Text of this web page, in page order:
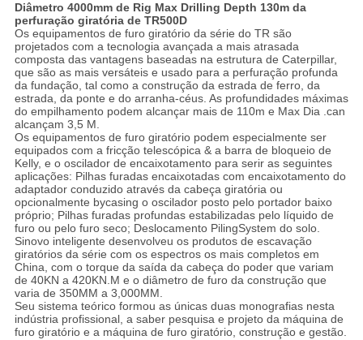
Diâmetro 4000mm de Rig Max Drilling Depth 130m da
perfuração giratória de TR500D
Os equipamentos de furo giratório da série do TR são
projetados com a tecnologia avançada a mais atrasada
composta das vantagens baseadas na estrutura de Caterpillar,
que são as mais versáteis e usado para a perfuração profunda
da fundação, tal como a construção da estrada de ferro, da
estrada, da ponte e do arranha-céus. As profundidades máximas
do empilhamento podem alcançar mais de 110m e Max Dia .can
alcançam 3,5 M.
Os equipamentos de furo giratório podem especialmente ser
equipados com a fricção telescópica & a barra de bloqueio de
Kelly, e o oscilador de encaixotamento para serir as seguintes
aplicações: Pilhas furadas encaixotadas com encaixotamento do
adaptador conduzido através da cabeça giratória ou
opcionalmente bycasing o oscilador posto pelo portador baixo
próprio; Pilhas furadas profundas estabilizadas pelo líquido de
furo ou pelo furo seco; Deslocamento PilingSystem do solo.
Sinovo inteligente desenvolveu os produtos de escavação
giratórios da série com os espectros os mais completos em
China, com o torque da saída da cabeça do poder que variam
de 40KN a 420KN.M e o diâmetro de furo da construção que
varia de 350MM a 3,000MM.
Seu sistema teórico formou as únicas duas monografias nesta
indústria profissional, a saber pesquisa e projeto da máquina de
furo giratório e a máquina de furo giratório, construção e gestão.